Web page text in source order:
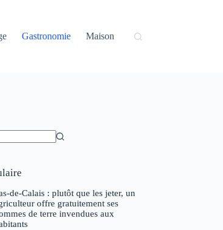
Gastronomie Maison
de-Calais : plutôt que les jeter, un
offre gratuitement ses
de terre invendues aux